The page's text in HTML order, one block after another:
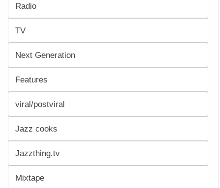
Radio
TV
Next Generation
Features
viral/postviral
Jazz cooks
Jazzthing.tv
Mixtape